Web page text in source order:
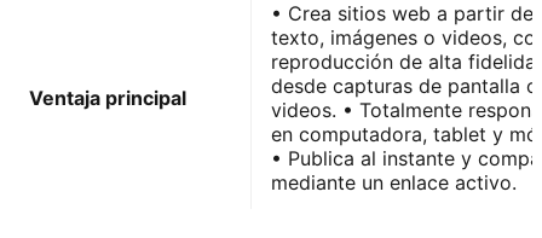
Ventaja principal
• Crea sitios web a partir de
texto, imágenes o videos,
reproducción de alta
desde capturas de pantalla o
videos. • Totalmente
en computadora, tablet y
• Publica al instante y
mediante un enlace activo.